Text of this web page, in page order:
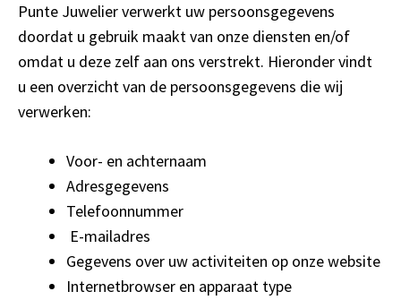
Punte Juwelier verwerkt uw persoonsgegevens
doordat u gebruik maakt van onze diensten en/of
omdat u deze zelf aan ons verstrekt. Hieronder vindt
u een overzicht van de persoonsgegevens die wij
verwerken:
Voor- en achternaam
Adresgegevens
Telefoonnummer
E-mailadres
Gegevens over uw activiteiten op onze website
Internetbrowser en apparaat type